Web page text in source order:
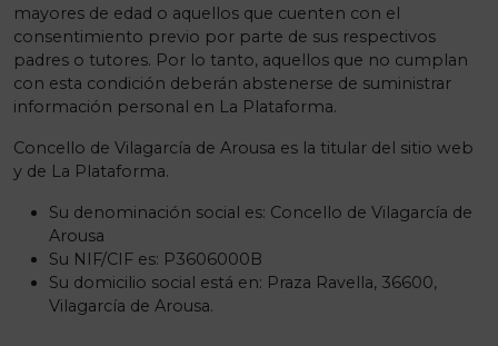
mayores de edad o aquellos que cuenten con el
consentimiento previo por parte de sus respectivos
padres o tutores. Por lo tanto, aquellos que no cumplan
con esta condición deberán abstenerse de suministrar
información personal en La Plataforma.
Concello de Vilagarcía de Arousa es la titular del sitio web
y de La Plataforma.
Su denominación social es: Concello de Vilagarcía de
Arousa
Su NIF/CIF es: P3606000B
Su domicilio social está en: Praza Ravella, 36600,
Vilagarcía de Arousa.